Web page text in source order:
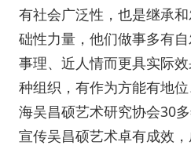
有社会广泛性，也是继承
础性力量，他们做事多有
事理、近人情而更具实际
种组织，有作为方能有地
海吴昌硕艺术研究协会30
宣传吴昌硕艺术卓有成效